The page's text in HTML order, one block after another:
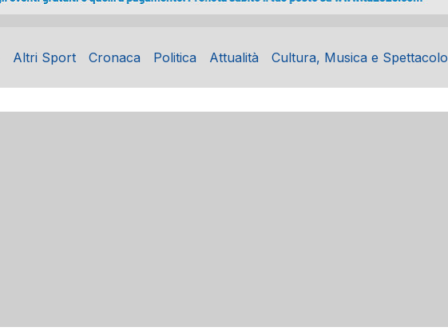
Altri Sport Cronaca Politica Attualità Cultura, Musica e Spettacolo